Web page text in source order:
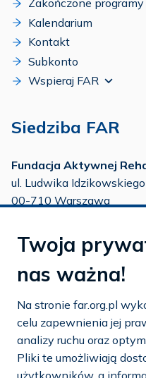
Zakończone programy
Kalendarium
Kontakt
Subkonto
Wspieraj FAR
Siedziba FAR
Fundacja Aktywnej
ul. Ludwika
00-710 Warszawa
tel.:22 651 88 03
22 858 26 39
tel.:22 642 22 91
e-mail:info@far.org.pl
Twoja
nas ważna!
Na stronie far.org.pl
celu zapewnienia jej
analizy ruchu oraz
Pliki te umożliwiają
użytkowników, a